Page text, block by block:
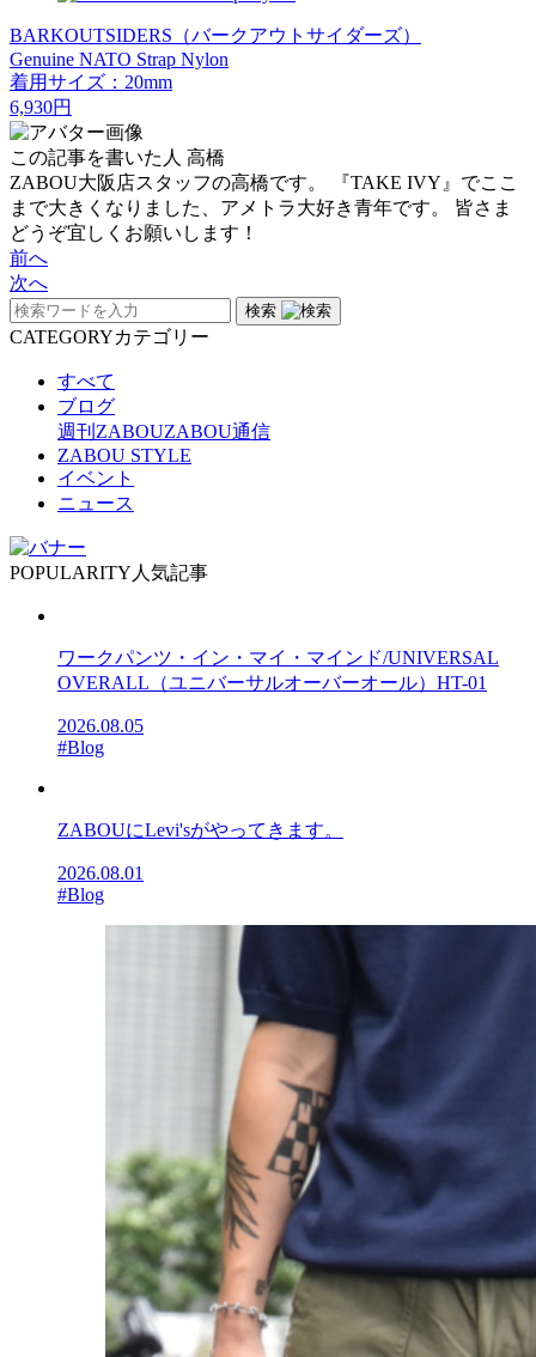
BARKOUTSIDERS（バークアウトサイダーズ）
Genuine NATO Strap Nylon
着用サイズ：20mm
6,930円
この記事を書いた人 高橋
ZABOU大阪店スタッフの高橋です。 『TAKE IVY』でここ
まで大きくなりました、アメトラ大好き青年です。 皆さま
どうぞ宜しくお願いします！
前へ
次へ
検索
CATEGORYカテゴリー
すべて
ブログ
週刊ZABOUZABOU通信
ZABOU STYLE
イベント
ニュース
POPULARITY 人気記事
ワークパンツ・イン・マイ・マインド/UNIVERSAL
OVERALL（ユニバーサルオーバーオール）HT-01
2026.08.05
#Blog
ZABOUにLevi'sがやってきます。
2026.08.01
#Blog